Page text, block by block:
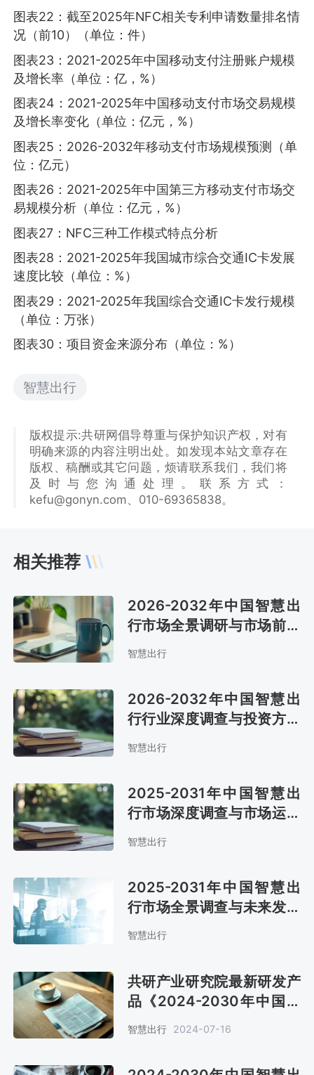
图表22：截至2025年NFC相关专利申请数量排名情
况（前10）（单位：件）
图表23：2021-2025年中国移动支付注册账户规模
及增长率（单位：亿，%）
图表24：2021-2025年中国移动支付市场交易规模
及增长率变化（单位：亿元，%）
图表25：2026-2032年移动支付市场规模预测（单
位：亿元）
图表26：2021-2025年中国第三方移动支付市场交
易规模分析（单位：亿元，%）
图表27：NFC三种工作模式特点分析
图表28：2021-2025年我国城市综合交通IC卡发展
速度比较（单位：%）
图表29：2021-2025年我国综合交通IC卡发行规模
（单位：万张）
图表30：项目资金来源分布（单位：%）
智慧出行
版权提示:共研网倡导尊重与保护知识产权，对有
明确来源的内容注明出处。如发现本站文章存在
版权、稿酬或其它问题，烦请联系我们，我们将
及时与您沟通处理。联系方式：
kefu@gonyn.com、010-69365838。
相关推荐
2026-2032年中国智慧出
行市场全景调研与市场前景
预测报告
智慧出行
2026-2032年中国智慧出
行行业深度调查与投资方向
研究报告
智慧出行
2025-2031年中国智慧出
行市场深度调查与市场运营
趋势报告
智慧出行
2025-2031年中国智慧出
行市场全景调查与未来发展
趋势报告
智慧出行
共研产业研究院最新研发产
品《2024-2030年中国智
慧出行市场调查与投资战略
报告》上线
智慧出行 2024-07-16